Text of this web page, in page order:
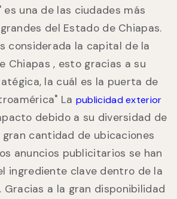
es una de las ciudades más
del Estado de Chiapas.
considerada la capital de la
Chiapas , esto gracias a su
la cuál es la puerta de
La publicidad exterior
debido a su diversidad de
cantidad de ubicaciones
anuncios publicitarios se han
ingrediente clave dentro de la
. Gracias a la gran disponibilidad